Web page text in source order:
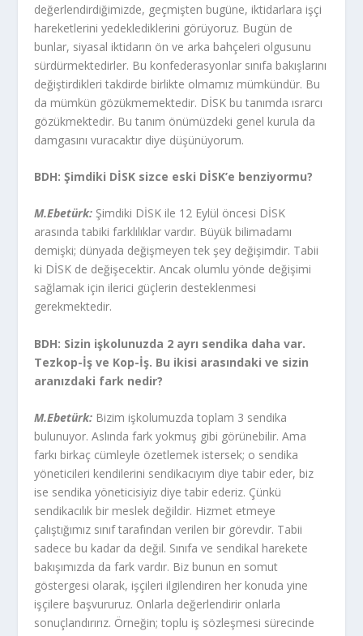
değerlendirdiğimizde, geçmişten bugüne, iktidarlara işçi
hareketlerini yedeklediklerini görüyoruz. Bugün de
bunlar, siyasal iktidarın ön ve arka bahçeleri olgusunu
sürdürmektedirler. Bu konfederasyonlar sınıfa bakışlarını
değiştirdikleri takdirde birlikte olmamız mümkündür. Bu
da mümkün gözükmemektedir. DİSK bu tanımda ısrarcı
gözükmektedir. Bu tanım önümüzdeki genel kurula da
damgasını vuracaktır diye düşünüyorum.
BDH: Şimdiki DİSK sizce eski DİSK’e benziyormu?
M.Ebetürk: Şimdiki DİSK ile 12 Eylül öncesi DİSK
arasında tabiki farklılıklar vardır. Büyük bilimadamı
demişki; dünyada değişmeyen tek şey değişimdir. Tabii
ki DİSK de değişecektir. Ancak olumlu yönde değişimi
sağlamak için ilerici güçlerin desteklenmesi
gerekmektedir.
BDH: Sizin işkolunuzda 2 ayrı sendika daha var.
Tezkop-İş ve Kop-İş. Bu ikisi arasındaki ve sizin
aranızdaki fark nedir?
M.Ebetürk: Bizim işkolumuzda toplam 3 sendika
bulunuyor. Aslında fark yokmuş gibi görünebilir. Ama
farkı birkaç cümleyle özetlemek istersek; o sendika
yöneticileri kendilerini sendikacıyım diye tabir eder, biz
ise sendika yöneticisiyiz diye tabir ederiz. Çünkü
sendikacılık bir meslek değildir. Hizmet etmeye
çalıştığımız sınıf tarafından verilen bir görevdir. Tabii
sadece bu kadar da değil. Sınıfa ve sendikal harekete
bakışımızda da fark vardır. Biz bunun en somut
göstergesi olarak, işçileri ilgilendiren her konuda yine
işçilere başvururuz. Onlarla değerlendirir onlarla
sonuçlandırırız. Örneğin; toplu iş sözleşmesi sürecinde